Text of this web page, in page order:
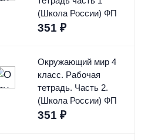
(Школа России) ФП
351 ₽
Окружающий мир 4
класс. Рабочая
тетрадь. Часть 2.
(Школа России) ФП
351 ₽